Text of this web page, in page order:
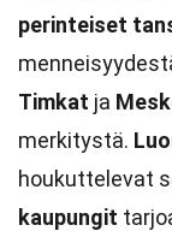
perinteiset
Timkat ja
merkitystä.
houkuttelevat
kaupungit